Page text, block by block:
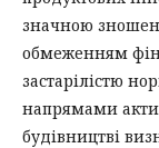
значною
обмеженням
застарілістю
напрямами
будівництві